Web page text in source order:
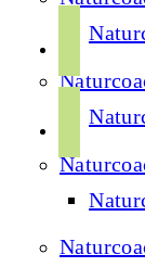
o
k
g
a
u
b
o
f